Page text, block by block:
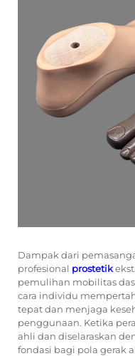
Dampak dari
profesional prostetik
pemulihan mobilitas
cara individu
tepat dan menjaga
penggunaan. Ketika
ahli dan diselaraskan
fondasi bagi pola gerak